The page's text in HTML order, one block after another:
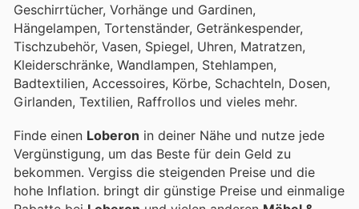
Geschirrtücher, Vorhänge und Gardinen,
Hängelampen, Tortenständer, Getränkespender,
Tischzubehör, Vasen, Spiegel, Uhren, Matratzen,
Kleiderschränke, Wandlampen, Stehlampen,
Badtextilien, Accessoires, Körbe, Schachteln, Dosen,
Girlanden, Textilien, Raffrollos und vieles mehr.
Finde einen Loberon in deiner Nähe und nutze jede
Vergünstigung, um das Beste für dein Geld zu
bekommen. Vergiss die steigenden Preise und die
hohe Inflation. bringt dir günstige Preise und einmalige